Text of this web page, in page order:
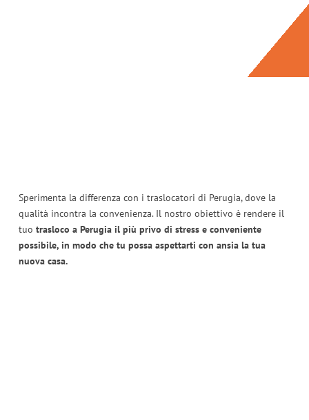
Sperimenta la differenza con i traslocatori di Perugia, dove la
qualità incontra la convenienza. Il nostro obiettivo è rendere il
tuo trasloco a Perugia il più privo di stress e conveniente
possibile, in modo che tu possa aspettarti con ansia la tua
nuova casa.